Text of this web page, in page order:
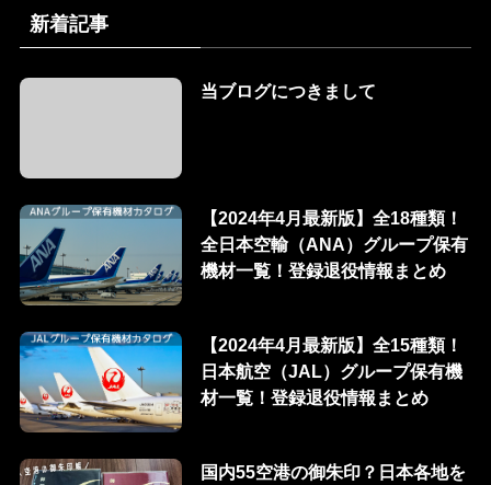
新着記事
当ブログにつきまして
【2024年4月最新版】全18種類！
全日本空輸（ANA）グループ保有
機材一覧！登録退役情報まとめ
【2024年4月最新版】全15種類！
日本航空（JAL）グループ保有機
材一覧！登録退役情報まとめ
国内55空港の御朱印？日本各地を